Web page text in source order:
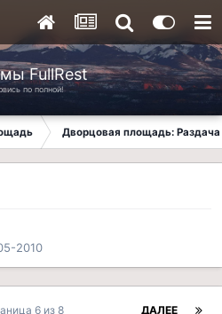
FullRest
по полной!
Дворцовая площадь: Раздача
2010
ДАЛЕЕ
6 из 8